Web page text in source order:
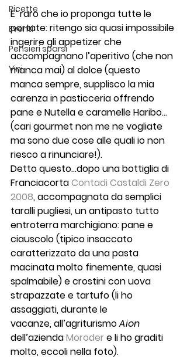
Ricette
Eventi
Pensieri sparsi
Vini
E’ raro che io proponga tutte le
portate: ritengo sia quasi impossibile
ingerire gli appetizer che
accompagnano l’aperitivo (che non
manca mai) al dolce (questo
manca sempre, supplisco la mia
carenza in pasticceria offrendo
pane e Nutella e caramelle Haribo…
(cari gourmet non me ne vogliate
ma sono due cose alle quali io non
riesco a rinunciare!).
Detto questo…dopo una bottiglia di
Franciacorta Contadi Castaldi Zero
2008, accompagnata da semplici
taralli pugliesi, un antipasto tutto
entroterra marchigiano: pane e
ciauscolo (tipico insaccato
caratterizzato da una pasta
macinata molto finemente, quasi
spalmabile) e crostini con uova
strapazzate e tartufo (li ho
assaggiati, durante le
vacanze, all’agriturismo Aion
dell’azienda Moroder e li ho graditi
molto, eccoli nella foto).